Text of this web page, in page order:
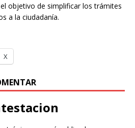
objetivo de simplificar los trámites
a la ciudadanía.
X